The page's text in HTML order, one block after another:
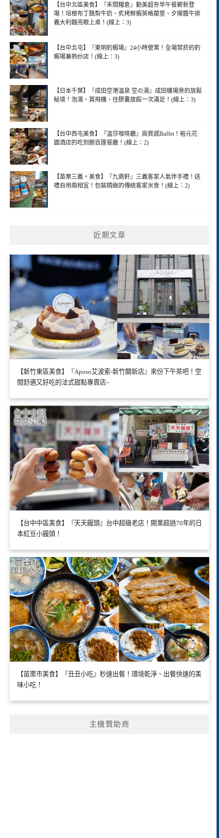
【台中北區美食】『禾間糧倉』勤美超夯早午餐嶄新登
場！培根布丁酪梨牛奶、炙烤鮮蝦英格蘭堡、夕陽醬牛排
義大利麵亮眼上桌！(線上：3)
【台中北屯】『東明釣蝦場』24小時營業！全場禁菸的釣
蝦場兼熱炒店！(線上：3)
【日本千葉】『成田空港温泉 空の湯』成田機場旁的放鬆
秘境！泡湯、賞飛機、住膠囊旅館一次滿足！(線上：3)
【台中西屯美食】『溫莎咖啡廳』高質感Buffet！裕元花
園酒店的吃到飽百匯餐廳！(線上：2)
【苗栗三義。美食】『九鼎軒』三義客家人氣伴手禮！送
禮自用兩相宜！包裝精緻的傳統客家米食！(線上：2)
近期文章
【新竹東區美食】『Aposo艾波索-新竹關新店』來份下午茶吧！空
間舒適又好吃的法式甜點專賣店~
【台中中區美食】『天天饅頭』台中超級老店！開業超過70年的日
本紅豆小饅頭！
【苗栗市美食】『丑丑小吃』秒速出餐！環境乾淨、出餐快速的美
味小吃！
主機贊助商